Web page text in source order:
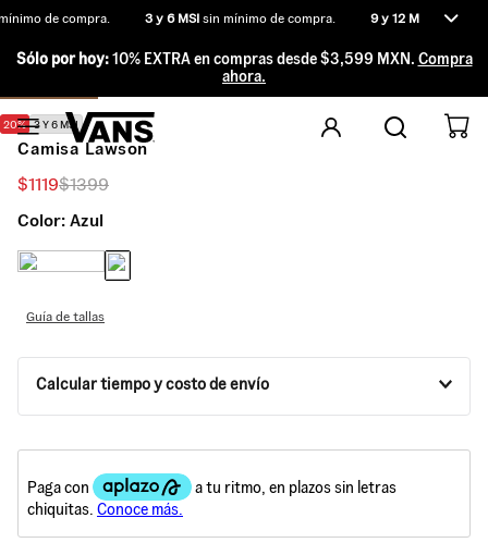
de compra. 3 y 6 MSIsin mínimo de compra. 9 y 12 MSI por
Sólo por hoy:10% EXTRA en compras desde $3,599 MXN. Compra
ahora.
3 Y 6 MSI
20%
Camisa Lawson
$1119$1399
Color:Azul
Guía de tallas
Calcular tiempo y costo de envío